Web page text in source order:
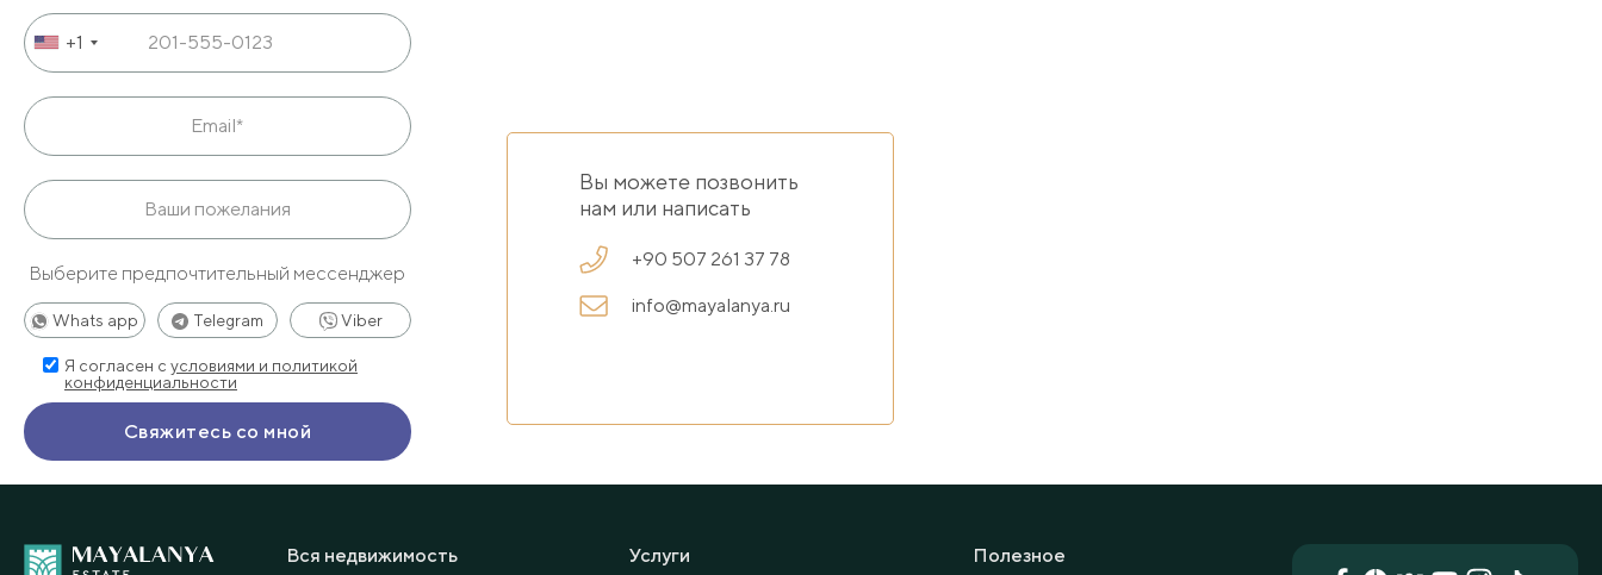
+1
Выберите предпочтительный мессенджер
Whats app Telegram Viber
Я согласен с условиями и политикой
конфиденциальности
Вы можете позвонить
нам или написать
+90 507 261 37 78
info@mayalanya.ru
Вся недвижимость Услуги Полезное